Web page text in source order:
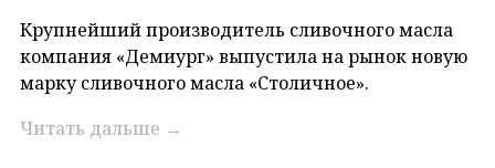
Крупнейший производитель сливочного масла
компания «Демиург» выпустила на рынок новую
марку сливочного масла «Столичное».
Читать дальше →